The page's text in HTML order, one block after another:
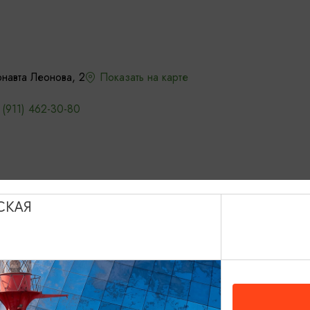
Леонова, 2 Показать на карте
462-30-80